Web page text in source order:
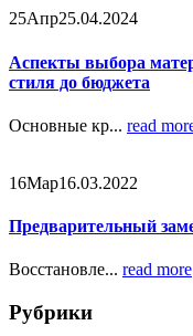
25Апр25.04.2024
Аспекты выбора
стиля до бюджета
Основные кр... read
16Мар16.03.2022
Предварительный
Восстановле... read more
Рубрики